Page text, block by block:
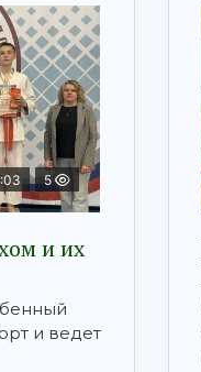
5
и их
и ведет